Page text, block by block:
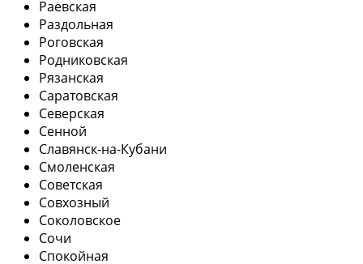
Раевская
Раздольная
Роговская
Родниковская
Рязанская
Саратовская
Северская
Сенной
Славянск-на-Кубани
Смоленская
Советская
Совхозный
Соколовское
Сочи
Спокойная